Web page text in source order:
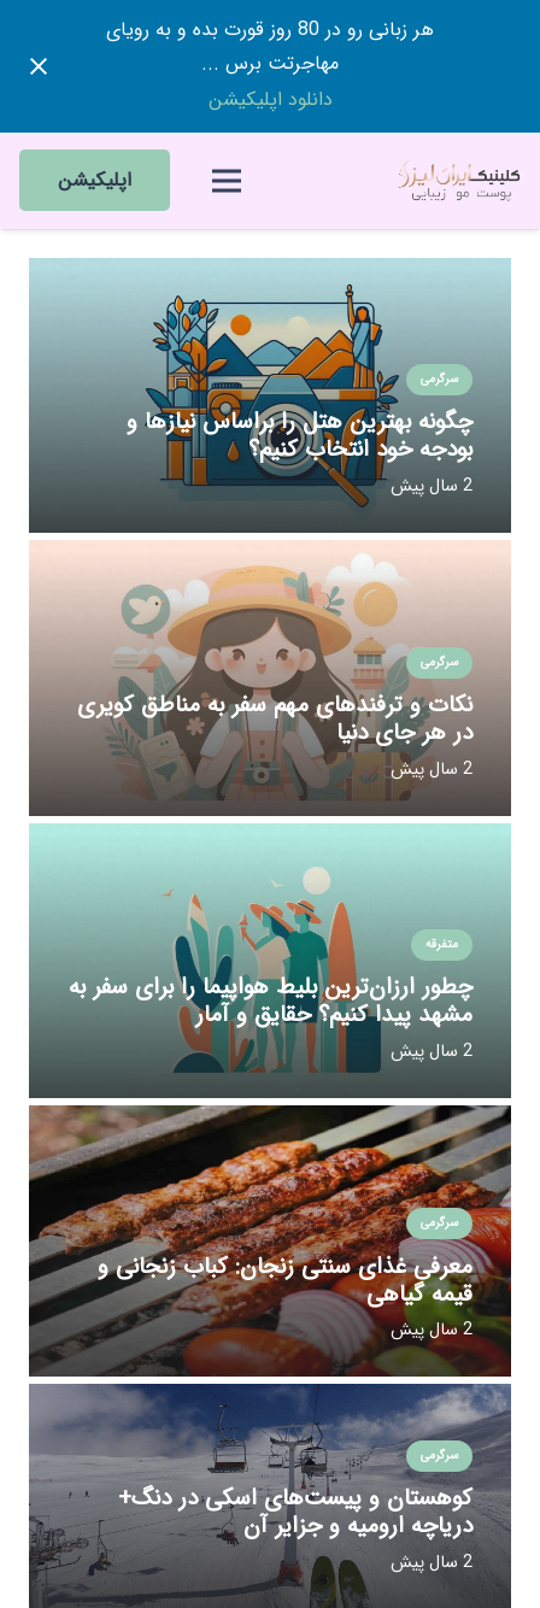
هر زبانی رو در 80 روز قورت بده و به رویای
مهاجرتت برس ...
دانلود اپلیکیشن
اپلیکیشن
سرگرمی
چگونه بهترین هتل را براساس نیازها و
بودجه خود انتخاب کنیم؟
2 سال پیش
سرگرمی
نکات و ترفندهای مهم سفر به مناطق کویری
در هر جای دنیا
2 سال پیش
متفرقه
چطور ارزان‌ترین بلیط هواپیما را برای سفر به
مشهد پیدا کنیم؟ حقایق و آمار
2 سال پیش
سرگرمی
معرفی غذای سنتی زنجان: کباب زنجانی و
قیمه‌ گیاهی
2 سال پیش
سرگرمی
کوهستان‌ و پیست‌های اسکی در دنگ+
دریاچه ارومیه و جزایر آن
2 سال پیش